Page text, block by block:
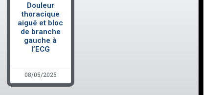
Douleur
thoracique
aiguë et bloc
de branche
gauche à
l’ECG
08/05/2025